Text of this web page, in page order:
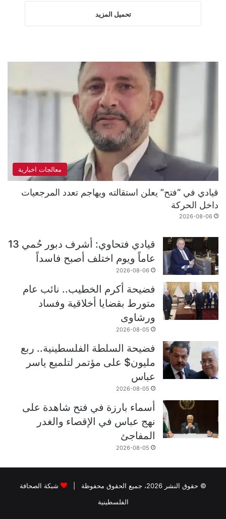
تحميل المزيد
معالجات اخبارية
قيادي في “فتح” يعلن استقالته ويهاجم تعدد المرجعيات
داخل الحركة
2026-08-06
قيادي فتحاوي: أشرف دبور حُمي 13
عاماً ويوم اختلف أصبح فاسداً
2026-08-06
فضيحة أكرم الخطيب.. نائب عام
متورط بقضايا أخلاقية وفساد
ورشاوى
2026-08-05
فضيحة السلطة الفلسطينية.. ربع
مليون$ على مؤتمر لتلميع ياسر
عباس
2026-08-05
أسماء بارزة في فتح شاهدة على
نهج عباس في الإقصاء والغدر
المفاجئ
2026-08-05
© حقوق النشر 2026، جميع الحقوق محفوظة |
شبكة الصحافة
الفلسطينية